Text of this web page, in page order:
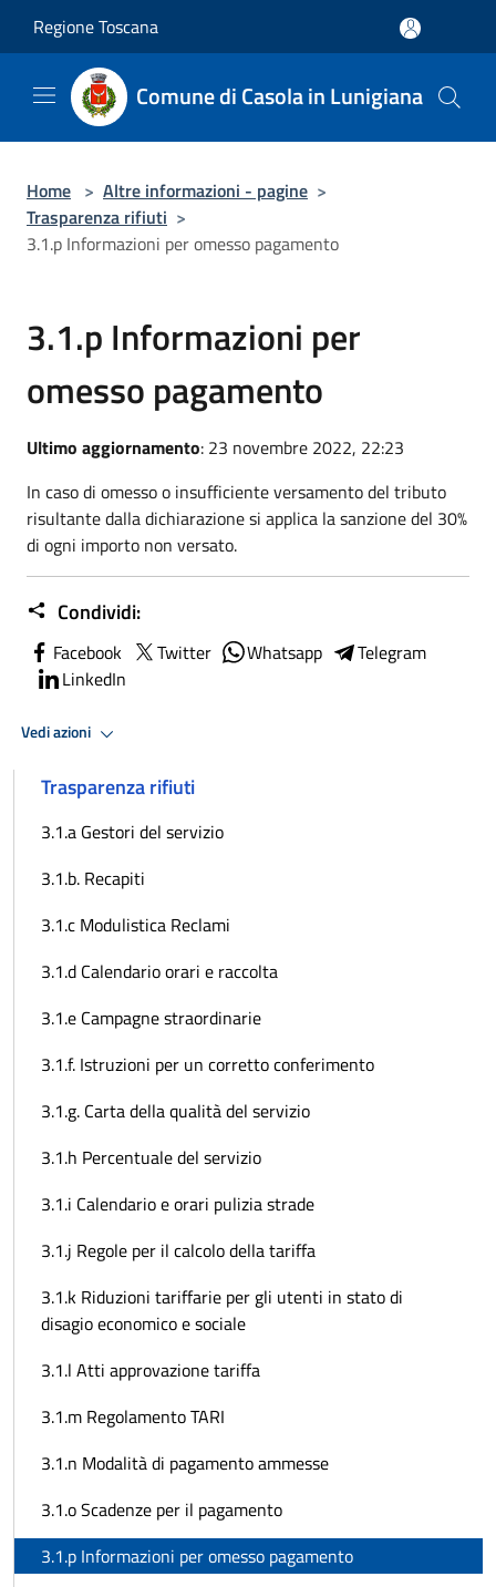
Regione Toscana
Comune di Casola in Lunigiana
Home > Altre informazioni - pagine >
Trasparenza rifiuti >
3.1.p Informazioni per omesso pagamento
3.1.p Informazioni per
omesso pagamento
Ultimo aggiornamento: 23 novembre 2022, 22:23
In caso di omesso o insufficiente versamento del tributo
risultante dalla dichiarazione si applica la sanzione del 30%
di ogni importo non versato.
Condividi:
Facebook Twitter Whatsapp
Telegram
LinkedIn
Vedi azioni
Trasparenza rifiuti
3.1.a Gestori del servizio
3.1.b. Recapiti
3.1.c Modulistica Reclami
3.1.d Calendario orari e raccolta
3.1.e Campagne straordinarie
3.1.f. Istruzioni per un corretto conferimento
3.1.g. Carta della qualità del servizio
3.1.h Percentuale del servizio
3.1.i Calendario e orari pulizia strade
3.1.j Regole per il calcolo della tariffa
3.1.k Riduzioni tariffarie per gli utenti in stato di
disagio economico e sociale
3.1.l Atti approvazione tariffa
3.1.m Regolamento TARI
3.1.n Modalità di pagamento ammesse
3.1.o Scadenze per il pagamento
3.1.p Informazioni per omesso pagamento